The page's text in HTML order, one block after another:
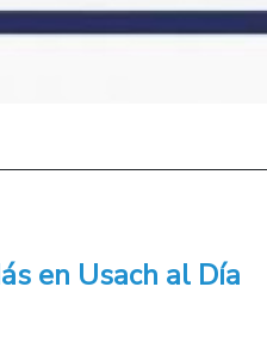
en Usach al Día